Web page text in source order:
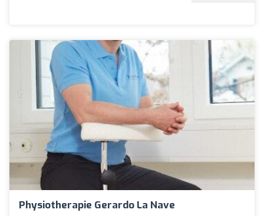
Physiotherapie Gerardo La Nave